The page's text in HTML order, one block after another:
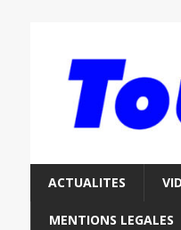
ACTUALITES
MENTIONS LEGALES